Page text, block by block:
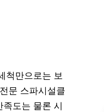
척만으로는 보
문 스파시설클
도는 물론 시